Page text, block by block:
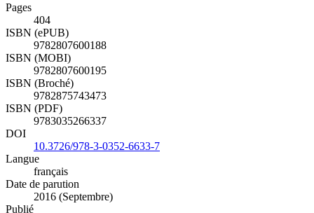
Pages
404
ISBN (ePUB)
9782807600188
ISBN (MOBI)
9782807600195
ISBN (Broché)
9782875743473
ISBN (PDF)
9783035266337
DOI
10.3726/978-3-0352-6633-7
Langue
français
Date de parution
2016 (Septembre)
Publié